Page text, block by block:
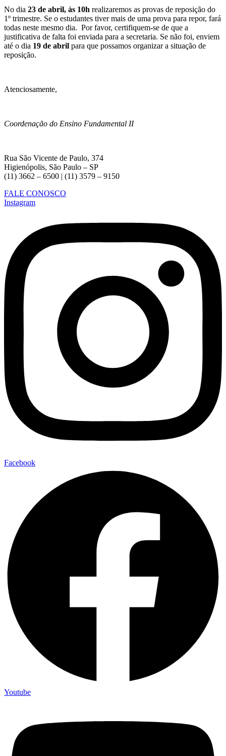
No dia 23 de abril, às 10h realizaremos as provas de reposição do
1º trimestre. Se o estudantes tiver mais de uma prova para repor, fará
todas neste mesmo dia. Por favor, certifiquem-se de que a
justificativa de falta foi enviada para a secretaria. Se não foi, enviem
até o dia 19 de abril para que possamos organizar a situação de
reposição.
Atenciosamente,
Coordenação do Ensino Fundamental II
Rua São Vicente de Paulo, 374
Higienópolis, São Paulo – SP
(11) 3662 – 6500 | (11) 3579 – 9150
FALE CONOSCO
Instagram
Facebook
Youtube